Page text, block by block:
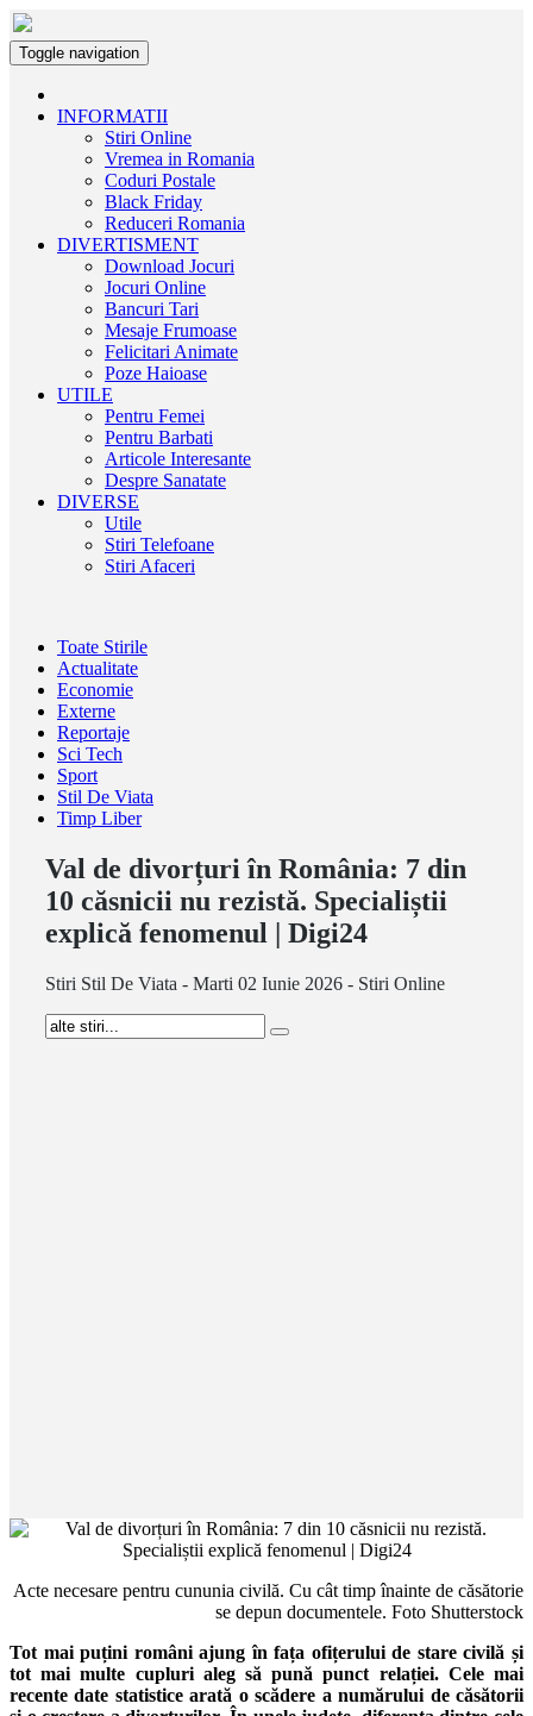
Toggle navigation
INFORMATII
Stiri Online
Vremea in Romania
Coduri Postale
Black Friday
Reduceri Romania
DIVERTISMENT
Download Jocuri
Jocuri Online
Bancuri Tari
Mesaje Frumoase
Felicitari Animate
Poze Haioase
UTILE
Pentru Femei
Pentru Barbati
Articole Interesante
Despre Sanatate
DIVERSE
Utile
Stiri Telefoane
Stiri Afaceri
Toate Stirile
Actualitate
Economie
Externe
Reportaje
Sci Tech
Sport
Stil De Viata
Timp Liber
Val de divorțuri în România: 7 din
10 căsnicii nu rezistă. Specialiștii
explică fenomenul | Digi24
Stiri Stil De Viata - Marti 02 Iunie 2026 - Stiri Online
Acte necesare pentru cununia civilă. Cu cât timp înainte de căsătorie
se depun documentele. Foto Shutterstock
Tot mai puțini români ajung în fața ofițerului de stare civilă și
tot mai multe cupluri aleg să pună punct relației. Cele mai
recente date statistice arată o scădere a numărului de căsătorii